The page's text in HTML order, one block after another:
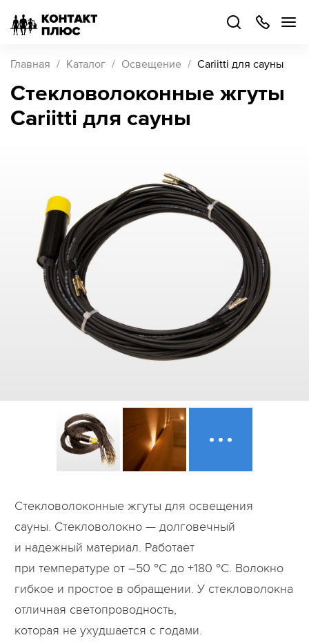
Главная Каталог Освещение Cariitti для сауны
Стекловолоконные жгуты
Cariitti для сауны
Стекловолоконные жгуты для освещения
сауны. Стекловолокно — долговечный
и надежный материал. Работает
при температуре от –50 °C до +180 °C. Волокно
гибкое и простое в обращении. У стекловолокна
отличная светопроводность,
которая не ухудшается с годами.
499
504-
48
Каталог
Стать
партнером
О компании
Как купить
Кейсы
Поддержка
B2B